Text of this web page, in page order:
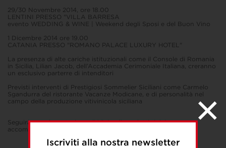
Iscriviti alla nostra newsletter
29/30 Novembre 2014, ore 18.00
LENTINI PRESSO "VILLA BARRESA
evento WEDDING & WINE | Weekend degli Sposi e del Buon Vino
1 Dicembre 2014 ore 19.00
CATANIA PRESSO "ROMANO PALACE LUXURY HOTEL"
La presenza di alte cariche istituzionali come il Console di Romania
in Sicilia, Lilian Jacob, dell’Accademia Cerimoniale Italiana, creranno
un esclusivo parterre di intenditori
Previsti interventi di Prestigiosi Sommelier Siciliani come Carmelo
Sgandurra del ristorante Vacanze Modicane, e di personalità nel
campo della produzione vitivinicola siciliana
Seguirà una degustazione di Vini e di prodotti tipici
accompagnata dalla musica di